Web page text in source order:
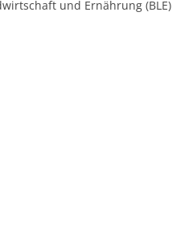
und Ernährung (BLE)